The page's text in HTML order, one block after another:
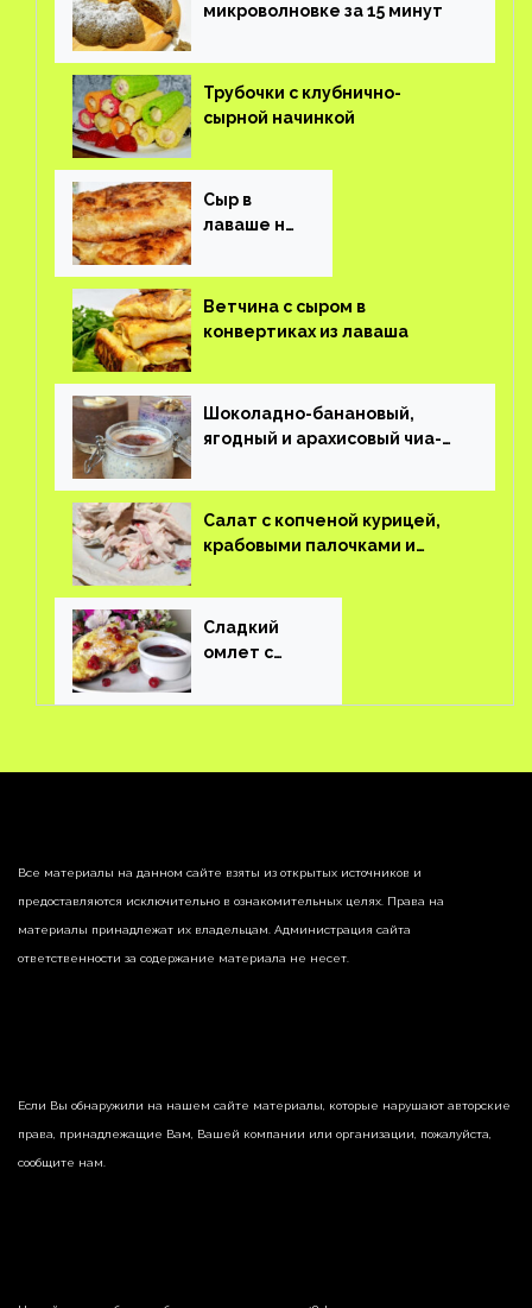
микроволновке за 15 минут
Трубочки с клубнично-
сырной начинкой
Сыр в
лаваше на
Ветчина с сыром в
конвертиках из лаваша
Шоколадно-банановый,
ягодный и арахисовый чиа-
Салат с копченой курицей,
крабовыми палочками и
Сладкий
омлет с
Все материалы на данном сайте взяты из открытых источников и
предоставляются исключительно в ознакомительных целях. Права на
материалы принадлежат их владельцам. Администрация сайта
ответственности за содержание материала не несет.
Если Вы обнаружили на нашем сайте материалы, которые нарушают авторские
права, принадлежащие Вам, Вашей компании или организации, пожалуйста,
сообщите нам.